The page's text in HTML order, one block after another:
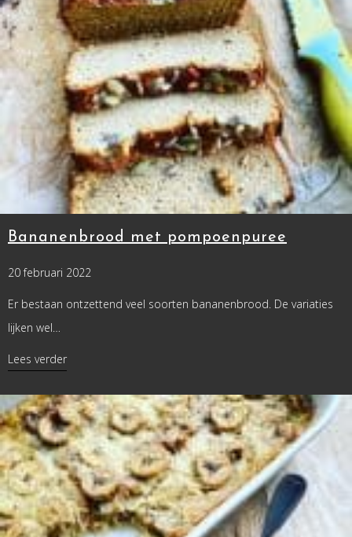
Bananenbrood met pompoenpuree
20 februari 2022
Er bestaan ontzettend veel soorten bananenbrood. De variaties
lijken wel…
Lees verderabout Bananenbrood met pompoenpuree